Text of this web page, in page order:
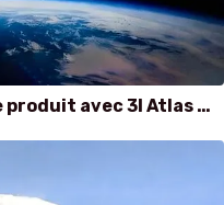
produit avec 3I Atlas …